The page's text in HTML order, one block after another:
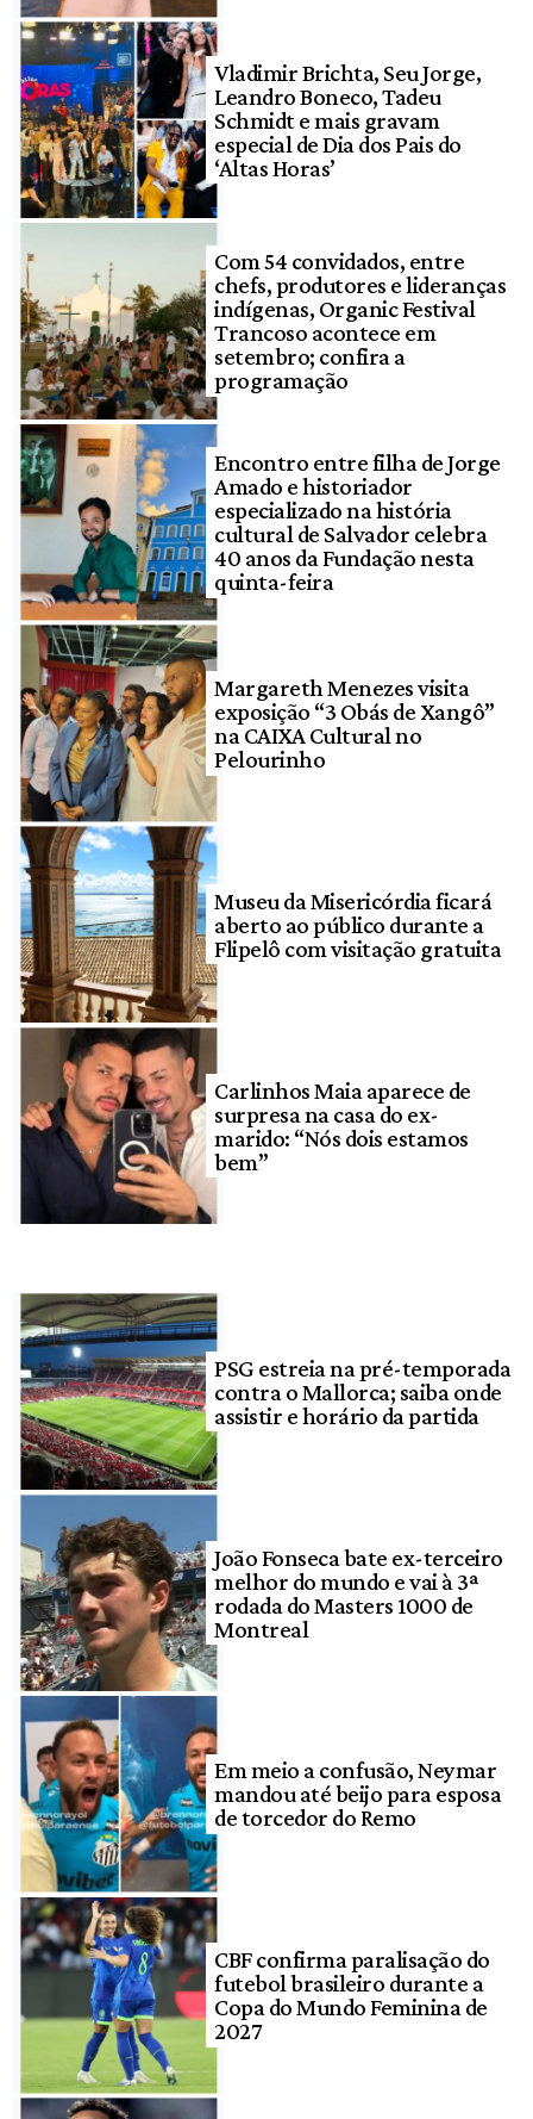
Vladimir Brichta, Seu Jorge,
Leandro Boneco, Tadeu
Schmidt e mais gravam
especial de Dia dos Pais do
‘Altas Horas’
Com 54 convidados, entre
chefs, produtores e lideranças
indígenas, Organic Festival
Trancoso acontece em
setembro; confira a
programação
Encontro entre filha de Jorge
Amado e historiador
especializado na história
cultural de Salvador celebra
40 anos da Fundação nesta
quinta-feira
Margareth Menezes visita
exposição “3 Obás de Xangô”
na CAIXA Cultural no
Pelourinho
Museu da Misericórdia ficará
aberto ao público durante a
Flipelô com visitação gratuita
Carlinhos Maia aparece de
surpresa na casa do ex-
marido: “Nós dois estamos
bem”
PSG estreia na pré-temporada
contra o Mallorca; saiba onde
assistir e horário da partida
João Fonseca bate ex-terceiro
melhor do mundo e vai à 3ª
rodada do Masters 1000 de
Montreal
Em meio a confusão, Neymar
mandou até beijo para esposa
de torcedor do Remo
CBF confirma paralisação do
futebol brasileiro durante a
Copa do Mundo Feminina de
2027